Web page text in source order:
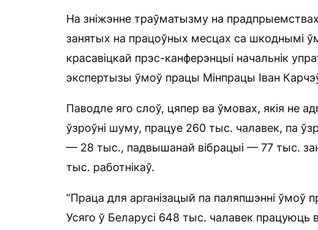
На зніжэнне траўматызму на
занятых на працоўных месцах са шкоднымі
красавіцкай прэс-канферэнцыі начальнік
экспертызы ўмоў працы Мінпрацы Іван
Паводле яго слоў, цяпер ва ўмовах, якія не
ўзроўні шуму, працуе 260 тыс. чалавек, па
— 28 тыс., падвышанай вібрацыі — 77 тыс.
тыс. работнікаў.
“Праца для арганізацый па паляпшэнні ўмоў
Усяго ў Беларусі 648 тыс. чалавек працуюць